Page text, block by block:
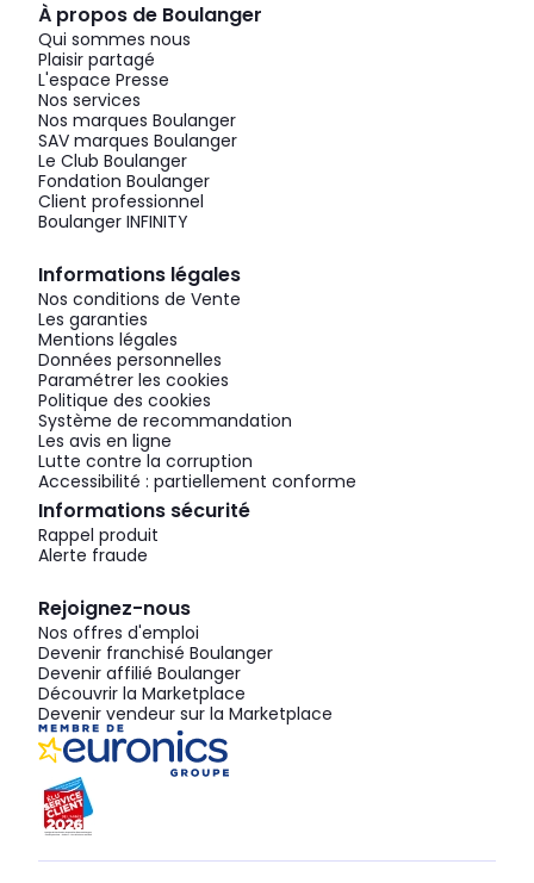
À propos de Boulanger
Qui sommes nous
Plaisir partagé
L'espace Presse
Nos services
Nos marques Boulanger
SAV marques Boulanger
Le Club Boulanger
Fondation Boulanger
Client professionnel
Boulanger INFINITY
Informations légales
Nos conditions de Vente
Les garanties
Mentions légales
Données personnelles
Paramétrer les cookies
Politique des cookies
Système de recommandation
Les avis en ligne
Lutte contre la corruption
Accessibilité : partiellement conforme
Informations sécurité
Rappel produit
Alerte fraude
Rejoignez-nous
Nos offres d'emploi
Devenir franchisé Boulanger
Devenir affilié Boulanger
Découvrir la Marketplace
Devenir vendeur sur la Marketplace